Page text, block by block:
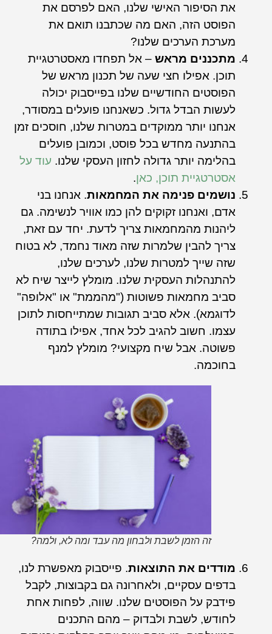
את הסיפור האישי שלנו, האם לפרסם את
הפוסט הזה, האם מה שכתבנו תואם את
מערכת הערכים שלנו?
מתכננים מראש– אל תפחדו מאסטרטגיית
תוכן. אפילו חצי שעה של תכנון מראש של
הפוסטים החודשיים שלנו בפייסבוק יכולה
לעשות הבדל גדול. כשאנחנו פועלים במסודר,
אנחנו יותר ממוקדים במטרות שלנו, חוסכים זמן
בהתנעה מחדש בכל פוסט, וכמובן פועלים
בהלימה יותר גדולה לחזון העסקי שלנו.עוד על
אסטרטגיית תוכן, כאן.
נושמים פנימה את המחמאות. אנחנו בני
אדם, ואנחנו זקוקים להן כמו אוויר לנשימה. גם
ליהנות מהמחמאות צריך לדעת. יחד עם זאת,
צריך להבין שלמרות שזה מאוד נחמד, לא בטוח
שזה שייך למטרות שלנו, לערכים שלנו,
להתנהלות העסקית שלנו. מומלץ לייצר שיח לא
סביב מחמאות פשוטות ("מהממת" או "אלופה"
לדוגמא). אלא סביב תגובות שמתייחסות לתוכן
עצמו. חשוב להגיב לכל אחד, אפילו בתודה
פשוטה. אבל שיח מקצועי? מומלץ למנף
בחוכמה.
זה הזמן לשבת ולבחון מה עבד ומה לא, ולמה?
מודדים את התוצאות. פייסבוק מאפשרת לנו,
בדפים עסקיים, ולאחרונה גם בקבוצות, לקבל
פידבק על הפוסטים שלנו. שווה, לפחות אחת
לחודש, לשבת ולבדוק – מהם התכנים